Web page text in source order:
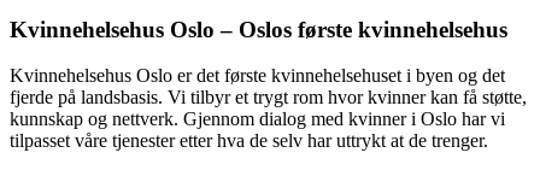
Kvinnehelsehus Oslo – Oslos første kvinnehelsehus
Kvinnehelsehus Oslo er det første kvinnehelsehuset i byen og det
fjerde på landsbasis. Vi tilbyr et trygt rom hvor kvinner kan få støtte,
kunnskap og nettverk. Gjennom dialog med kvinner i Oslo har vi
tilpasset våre tjenester etter hva de selv har uttrykt at de trenger.